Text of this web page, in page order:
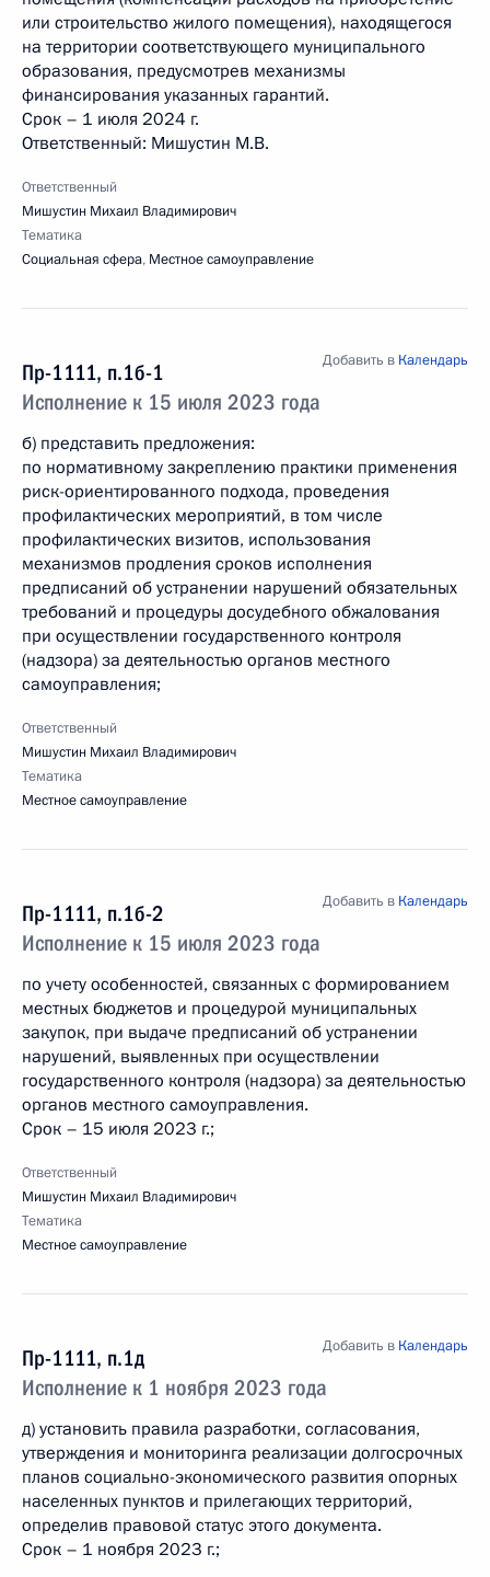
или строительство жилого помещения), находящегося
на территории соответствующего муниципального
образования, предусмотрев механизмы
финансирования указанных гарантий.
Срок – 1 июля 2024 г.
Ответственный: Мишустин М.В.
Ответственный
Мишустин Михаил Владимирович
Тематика
Социальная сфера, Местное самоуправление
Пр-1111, п.1б-1
Исполнение к 15 июля 2023 года
Добавить в Календарь
б) представить предложения:
по нормативному закреплению практики применения
риск-ориентированного подхода, проведения
профилактических мероприятий, в том числе
профилактических визитов, использования
механизмов продления сроков исполнения
предписаний об устранении нарушений обязательных
требований и процедуры досудебного обжалования
при осуществлении государственного контроля
(надзора) за деятельностью органов местного
самоуправления;
Ответственный
Мишустин Михаил Владимирович
Тематика
Местное самоуправление
Пр-1111, п.1б-2
Исполнение к 15 июля 2023 года
Добавить в Календарь
по учету особенностей, связанных с формированием
местных бюджетов и процедурой муниципальных
закупок, при выдаче предписаний об устранении
нарушений, выявленных при осуществлении
государственного контроля (надзора) за деятельностью
органов местного самоуправления.
Срок – 15 июля 2023 г.;
Ответственный
Мишустин Михаил Владимирович
Тематика
Местное самоуправление
Пр-1111, п.1д
Исполнение к 1 ноября 2023 года
Добавить в Календарь
д) установить правила разработки, согласования,
утверждения и мониторинга реализации долгосрочных
планов социально-экономического развития опорных
населенных пунктов и прилегающих территорий,
определив правовой статус этого документа.
Срок – 1 ноября 2023 г.;